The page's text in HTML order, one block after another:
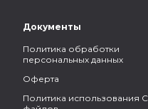
Документы
Политика обработки
персональных данных
Оферта
Политика использования